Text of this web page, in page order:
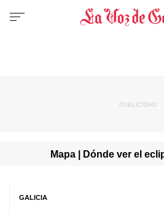
Mapa | Dónde ver el
GALICIA